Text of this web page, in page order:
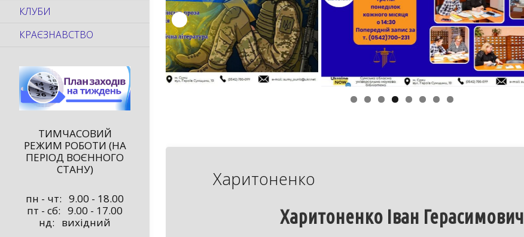
Харитоненко
Харитоненко Іван Герасимович
КЛУБИ
КРАЄЗНАВСТВО
ТИМЧАСОВИЙ
РЕЖИМ РОБОТИ (НА
ПЕРІОД ВОЄННОГО
СТАНУ)
пн - чт: 9.00 - 18.00
пт - сб: 9.00 - 17.00
нд: вихідний